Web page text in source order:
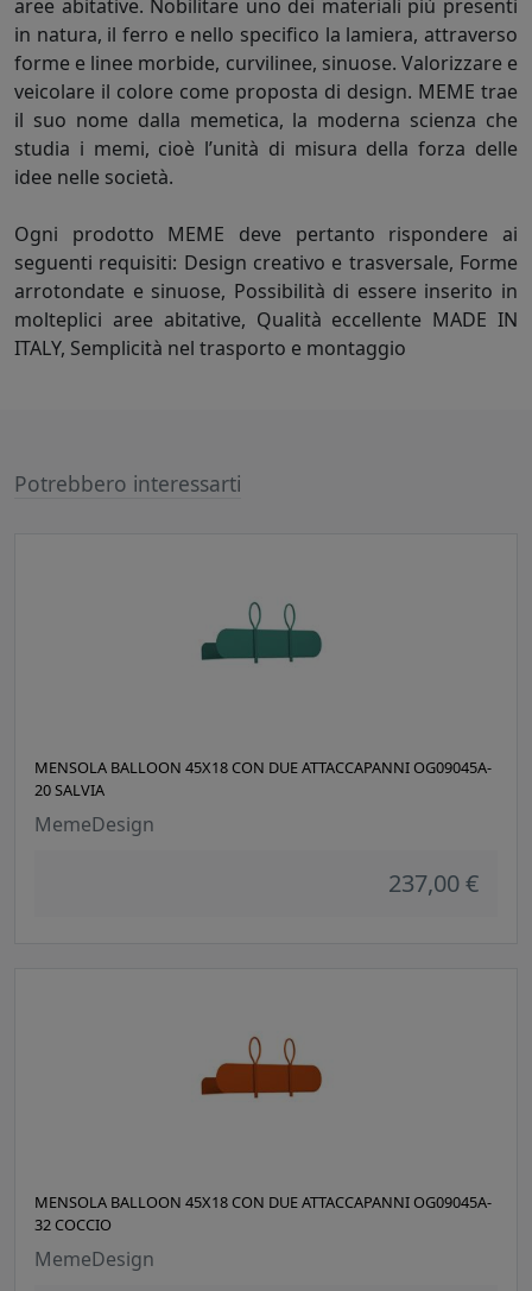
aree abitative. Nobilitare uno dei materiali più presenti
in natura, il ferro e nello specifico la lamiera, attraverso
forme e linee morbide, curvilinee, sinuose. Valorizzare e
veicolare il colore come proposta di design. MEME trae
il suo nome dalla memetica, la moderna scienza che
studia i memi, cioè l’unità di misura della forza delle
idee nelle società.
Ogni prodotto MEME deve pertanto rispondere ai
seguenti requisiti: Design creativo e trasversale, Forme
arrotondate e sinuose, Possibilità di essere inserito in
molteplici aree abitative, Qualità eccellente MADE IN
ITALY, Semplicità nel trasporto e montaggio
Potrebbero interessarti
MENSOLA BALLOON 45X18 CON DUE ATTACCAPANNI OG09045A-
20 SALVIA
MemeDesign
237,00 €
MENSOLA BALLOON 45X18 CON DUE ATTACCAPANNI OG09045A-
32 COCCIO
MemeDesign